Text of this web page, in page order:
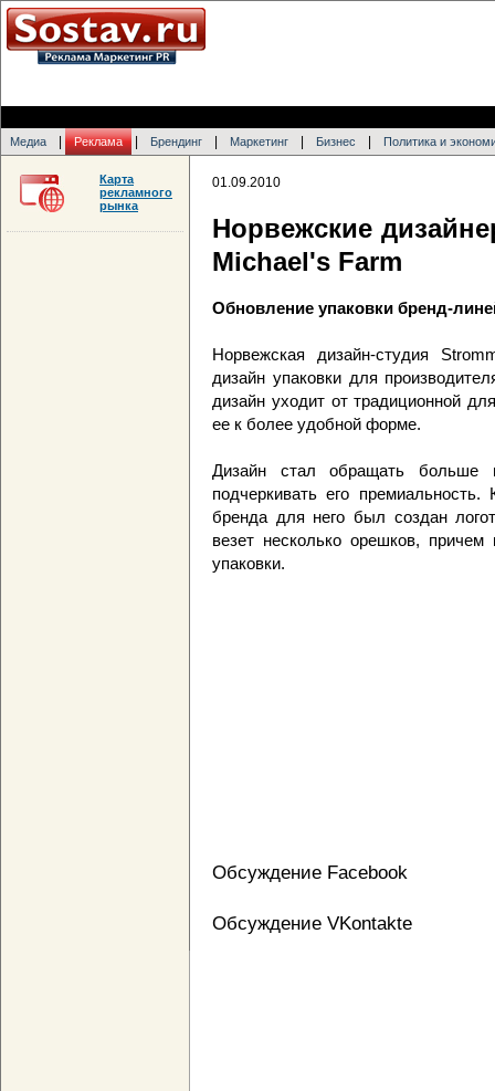
Медиа Реклама Брендинг Маркетинг Бизнес Политика и
01.09.2010
Норвежские
Michael's Farm
Обновление упаковки бренд-
Норвежская дизайн-студия
дизайн упаковки для
дизайн уходит от традиционной
ее к более удобной форме.
Дизайн стал обращать больше
подчеркивать его
бренда для него был создан
везет несколько орешков, причем
упаковки.
Обсуждение Facebook
Обсуждение VKontakte
Карта
рекламного
рынка